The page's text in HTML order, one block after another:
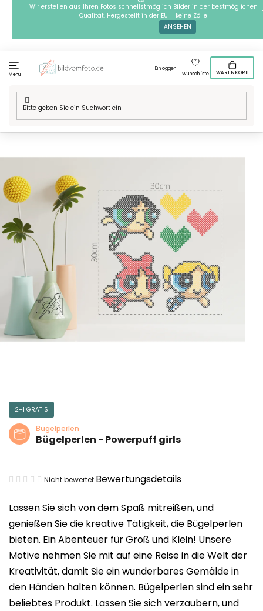
springen
Wir erstellen aus Ihren Fotos schnellstmöglich Bilder in der bestmöglichen
Qualität. Hergestellt in der EU = keine Zölle
ANSEHEN
Menü
Einloggen
Wunschliste
WARENKORB
Startseite
/ Technik / Bügelperlen / Motive / Bügelperlen -
Powerpuff girls
Lassen Sie sich von dem Spaß mitreißen, und
genießen Sie die kreative Tätigkeit, die Bügelperlen
bieten. Ein Abenteuer für Groß und Klein! Unsere
Motive nehmen Sie mit auf eine Reise in die Welt der
Kreativität, damit Sie ein wunderbares Gemälde in
den Händen halten können. Bügelperlen sind ein sehr
beliebtes Produkt. Lassen Sie sich verzaubern, und
2+1 GRATIS
Bügelperlen
Bügelperlen - Powerpuff girls
Die
Produktbewertung
ist
0,0
von
5
Sternen.
Nicht bewertet Bewertungsdetails